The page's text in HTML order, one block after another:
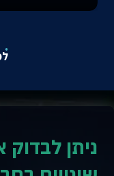
ניתן לבדוק